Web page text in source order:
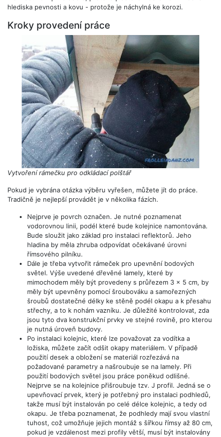
hlediska pevnosti a kovu - protože je náchylná ke korozi.
Kroky provedení práce
Vytvoření rámečku pro odkládací polštář
Pokud je vybrána otázka výběru vyřešen, můžete jít do práce.
Tradičně je nejlepší provádět je v několika fázích.
Nejprve je povrch označen. Je nutné poznamenat
vodorovnou linii, podél které bude kolejnice namontována.
Bude sloužit jako základ pro instalaci reflektorů. Jeho
hladina by měla zhruba odpovídat očekávané úrovni
římsového pilníku.
Dále je třeba vytvořit rámeček pro upevnění bodových
světel. Výše uvedené dřevěné lamely, které by
mimochodem měly být provedeny s průřezem 3 x 5 cm, by
měly být upevněny pomocí šroubováku a samořezných
šroubů dostatečné délky ke stěně podél okapu a k přesahu
střechy, a to k nohám vazníku. Je důležité kontrolovat, zda
jsou tyto dva konstrukční prvky ve stejné rovině, pro kterou
je nutná úroveň budovy.
Po instalaci kolejnic, které lze považovat za vodítka a
ložiska, můžete začít odšit okapy materiálem. V případě
použití desek a obložení se materiál rozřezává na
požadované parametry a našroubuje se na lamely. Při
použití bodových světel jsou práce poněkud odlišné.
Nejprve se na kolejnice přišroubuje tzv. J profil. Jedná se o
upevňovací prvek, který je potřebný pro instalaci podhledů,
takže musí být instalován po celé délce kolejnic, a tedy od
okapu. Je třeba poznamenat, že podhledy mají svou vlastní
tuhost, což umožňuje jejich montáž s šířkou římsy až 80 cm,
pokud je vzdálenost mezi profily větší, musí být instalovány